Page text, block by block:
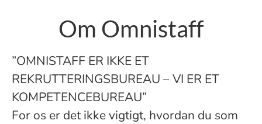
Om Omnistaff
”OMNISTAFF ER IKKE ET
REKRUTTERINGSBUREAU – VI ER ET
KOMPETENCEBUREAU”
For os er det ikke vigtigt, hvordan du som